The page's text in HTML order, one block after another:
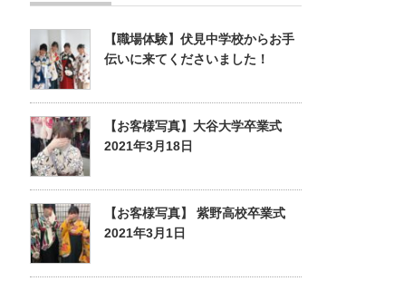
【職場体験】伏見中学校からお手
伝いに来てくださいました！
【お客様写真】大谷大学卒業式
2021年3月18日
【お客様写真】 紫野高校卒業式
2021年3月1日